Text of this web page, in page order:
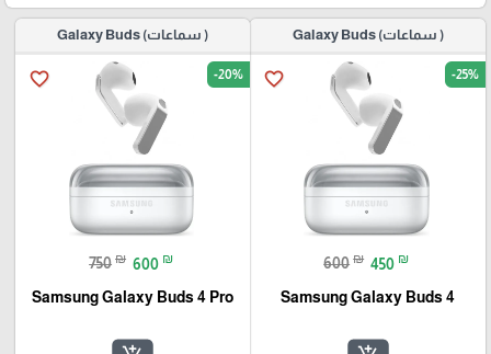
( سماعات) Galaxy Buds
favorite_border -25%
450
Samsung Galaxy Buds 4
( سماعات) Galaxy Buds
favorite_border -20%
600
Samsung Galaxy Buds 4 Pro